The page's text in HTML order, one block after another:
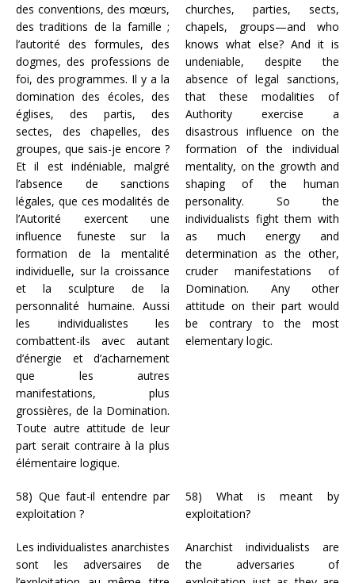
des conventions, des mœurs,
des traditions de la famille ;
l’autorité des formules, des
dogmes, des professions de
foi, des programmes. Il y a la
domination des écoles, des
églises, des partis, des
sectes, des chapelles, des
groupes, que sais-je encore ?
Et il est indéniable, malgré
l’absence de sanctions
légales, que ces modalités de
l’Autorité exercent une
influence funeste sur la
formation de la mentalité
individuelle, sur la croissance
et la sculpture de la
personnalité humaine. Aussi
les individualistes les
combattent-ils avec autant
d’énergie et d’acharnement
que les autres
manifestations, plus
grossières, de la Domination.
Toute autre attitude de leur
part serait contraire à la plus
élémentaire logique.
churches, parties, sects,
chapels, groups—and who
knows what else? And it is
undeniable, despite the
absence of legal sanctions,
that these modalities of
Authority exercise a
disastrous influence on the
formation of the individual
mentality, on the growth and
shaping of the human
personality. So the
individualists fight them with
as much energy and
determination as the other,
cruder manifestations of
Domination. Any other
attitude on their part would
be contrary to the most
elementary logic.
58) Que faut-il entendre par
exploitation ?
Les individualistes anarchistes
sont les adversaires de
58) What is meant by
exploitation?
Anarchist individualists are
the adversaries of